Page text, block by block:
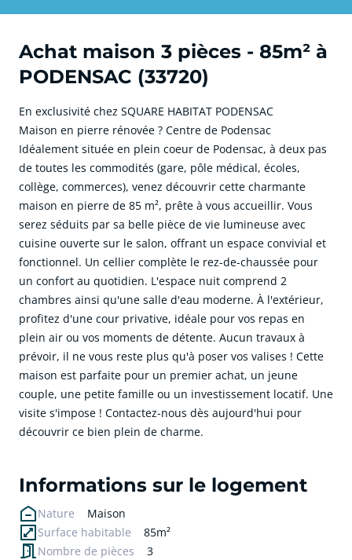
Achat maison 3 pièces - 85m² à
PODENSAC (33720)
En exclusivité chez SQUARE HABITAT PODENSAC
Maison en pierre rénovée ? Centre de Podensac
Idéalement située en plein coeur de Podensac, à deux pas
de toutes les commodités (gare, pôle médical, écoles,
collège, commerces), venez découvrir cette charmante
maison en pierre de 85 m², prête à vous accueillir. Vous
serez séduits par sa belle pièce de vie lumineuse avec
cuisine ouverte sur le salon, offrant un espace convivial et
fonctionnel. Un cellier complète le rez-de-chaussée pour
un confort au quotidien. L'espace nuit comprend 2
chambres ainsi qu'une salle d'eau moderne. À l'extérieur,
profitez d'une cour privative, idéale pour vos repas en
plein air ou vos moments de détente. Aucun travaux à
prévoir, il ne vous reste plus qu'à poser vos valises ! Cette
maison est parfaite pour un premier achat, un jeune
couple, une petite famille ou un investissement locatif. Une
visite s'impose ! Contactez-nous dès aujourd'hui pour
découvrir ce bien plein de charme.
Informations sur le logement
Nature
Maison
Surface habitable
85m²
Nombre de pièces
3